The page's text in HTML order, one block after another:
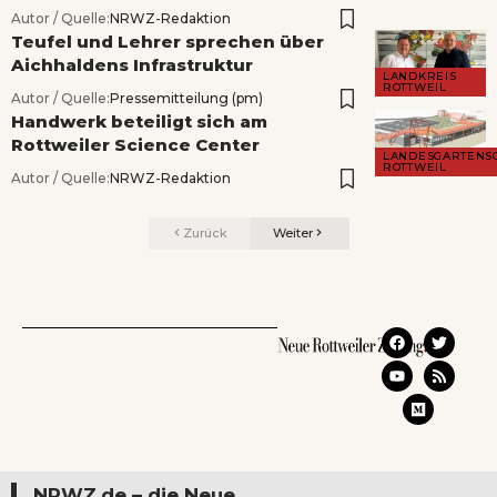
Autor / Quelle:NRWZ-Redaktion
LANDKREIS
ROTTWEIL
Teufel und Lehrer sprechen über
Aichhaldens Infrastruktur
Autor / Quelle:Pressemitteilung (pm)
ROTTWEIL
Handwerk beteiligt sich am
Rottweiler Science Center
Autor / Quelle:NRWZ-Redaktion
Zurück Weiter